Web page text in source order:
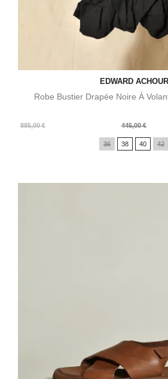
EDWARD ACHOUR
Robe Bustier Drapée Noire À
885,00 €
Prix
445,00 €
Prix
36 38 40 42